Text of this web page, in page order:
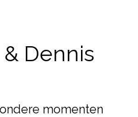
Dennis
momenten